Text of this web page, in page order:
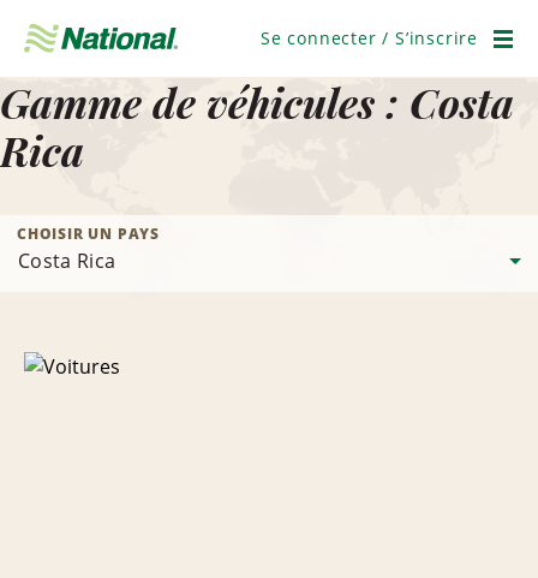
navigation
Se connecter / S’inscrire
Gamme de véhicules : Costa
Rica
CHOISIR UN PAYS